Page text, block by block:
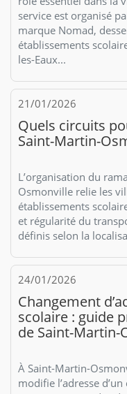
service est organisé
marque Nomad,
établissements
les-Eaux...
21/01/2026
Quels circuits
Saint-Martin-
L’organisation du
Osmonville relie les
établissements
et régularité du
définis selon la
24/01/2026
Changement
scolaire : guide
de Saint-Martin-
À Saint-Martin-
modifie l’adresse